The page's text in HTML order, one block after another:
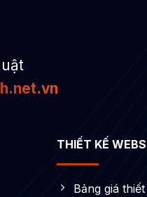
THIẾT KẾ
Bảng giá